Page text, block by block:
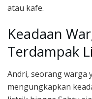
atau kafe.
Keadaan
Terdampak
Andri, seorang warga
mengungkapkan